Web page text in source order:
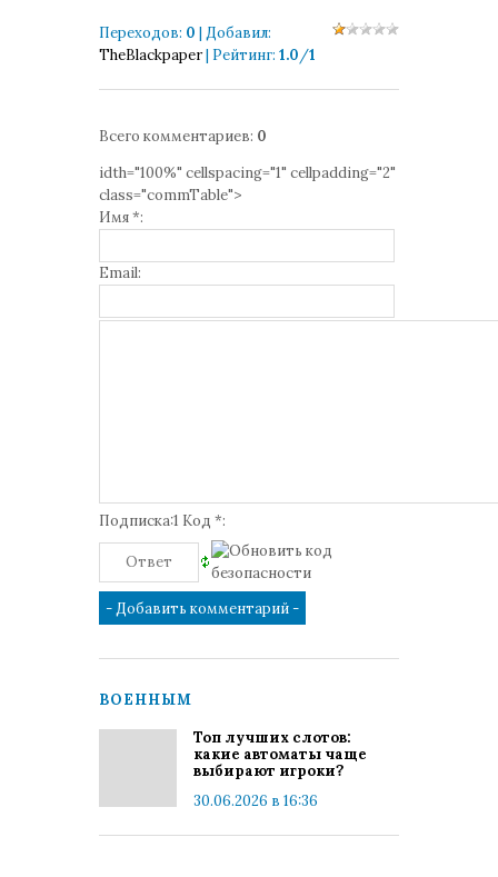
Переходов: 0 | Добавил:
TheBlackpaper| Рейтинг: 1.0/1
Всего комментариев: 0
idth="100%" cellspacing="1" cellpadding="2"
class="commTable">
Имя *:
Email:
Подписка:1 Код *:
ВОЕННЫМ
Топ лучших слотов:
какие автоматы чаще
выбирают игроки?
30.06.2026 в 16:36